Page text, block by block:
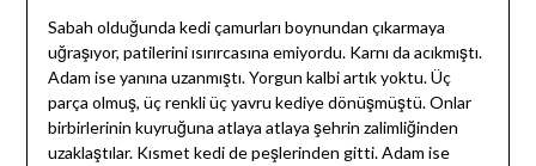
Sabah olduğunda kedi çamurları boynundan çıkarmaya
uğraşıyor, patilerini ısırırcasına emiyordu. Karnı da acıkmıştı.
Adam ise yanına uzanmıştı. Yorgun kalbi artık yoktu. Üç
parça olmuş, üç renkli üç yavru kediye dönüşmüştü. Onlar
birbirlerinin kuyruğuna atlaya atlaya şehrin zalimliğinden
uzaklaştılar. Kısmet kedi de peşlerinden gitti. Adam ise